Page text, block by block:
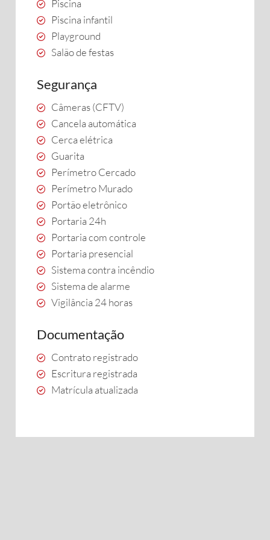
Piscina
Piscina infantil
Playground
Salão de festas
Segurança
Câmeras (CFTV)
Cancela automática
Cerca elétrica
Guarita
Perímetro Cercado
Perímetro Murado
Portão eletrônico
Portaria 24h
Portaria com controle
Portaria presencial
Sistema contra incêndio
Sistema de alarme
Vigilância 24 horas
Documentação
Contrato registrado
Escritura registrada
Matrícula atualizada